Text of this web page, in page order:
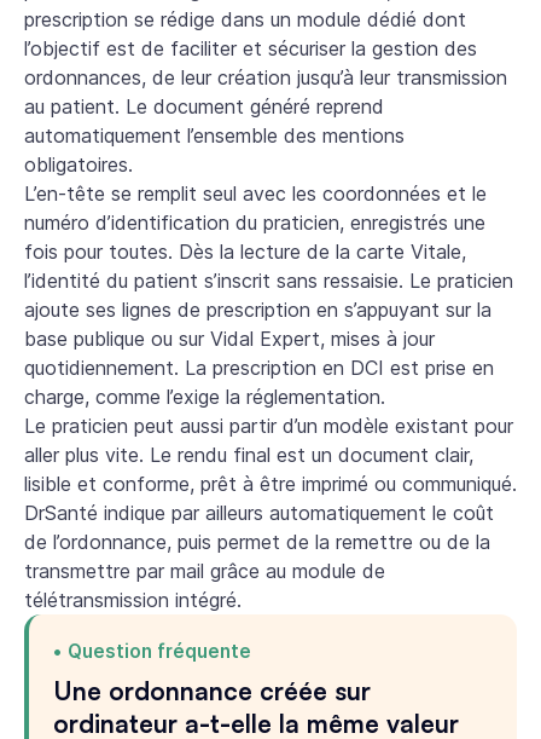
prescription se rédige dans un module dédié dont
l’objectif est de faciliter et sécuriser la gestion des
ordonnances, de leur création jusqu’à leur transmission
au patient. Le document généré reprend
automatiquement l’ensemble des mentions
obligatoires.
L’en-tête se remplit seul avec les coordonnées et le
numéro d’identification du praticien, enregistrés une
fois pour toutes. Dès la lecture de la carte Vitale,
l’identité du patient s’inscrit sans ressaisie. Le praticien
ajoute ses lignes de prescription en s’appuyant sur la
base publique ou sur Vidal Expert, mises à jour
quotidiennement. La prescription en DCI est prise en
charge, comme l’exige la réglementation.
Le praticien peut aussi partir d’un modèle existant pour
aller plus vite. Le rendu final est un document clair,
lisible et conforme, prêt à être imprimé ou communiqué.
DrSanté indique par ailleurs automatiquement le coût
de l’ordonnance, puis permet de la remettre ou de la
transmettre par mail grâce au module de
télétransmission intégré.
Question fréquente
Une ordonnance créée sur
ordinateur a-t-elle la même valeur